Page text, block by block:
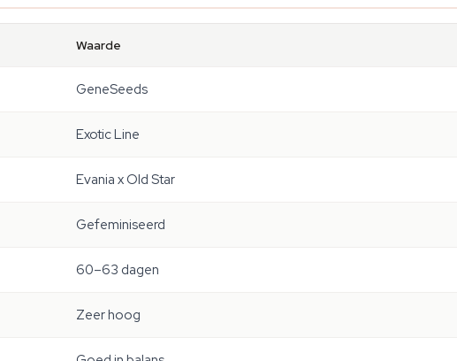
Waarde
GeneSeeds
Exotic Line
Evania x Old Star
Gefeminiseerd
60–63 dagen
Zeer hoog